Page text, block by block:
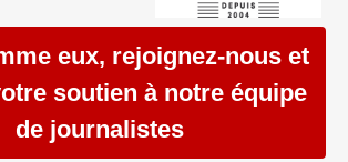
eux, rejoignez-nous et
soutien à notre équipe
de journalistes